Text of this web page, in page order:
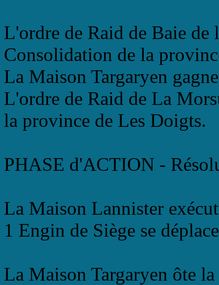
L'ordre de Raid de Baie de
Consolidation de la
La Maison Targaryen
L'ordre de Raid de La
la province de Les Doigts.
PHASE d'ACTION -
La Maison Lannister
1 Engin de Siège se
La Maison Targaryen ôte